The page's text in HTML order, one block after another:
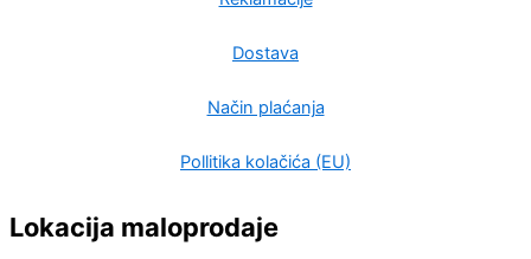
Dostava
Način plaćanja
Pollitika kolačića (EU)
Lokacija maloprodaje